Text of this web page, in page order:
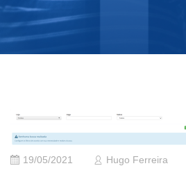
19/05/2021 Hugo Ferreira